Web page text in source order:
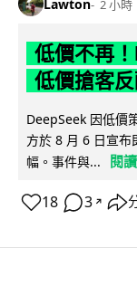
Lawton 2 小時
低價不再
低價搶客
DeepSeek 因低價
方於 8 月 6 日宣布
幅。事件與...
閱
18 3 ↗